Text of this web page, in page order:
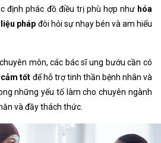
định phác đồ điều trị phù hợp như hóa
pháp đòi hỏi sự nhạy bén và am hiểu
môn, các bác sĩ ung bướu cần có
tốt để hỗ trợ tinh thần bệnh nhân và
những yếu tố làm cho chuyên ngành
và đầy thách thức.